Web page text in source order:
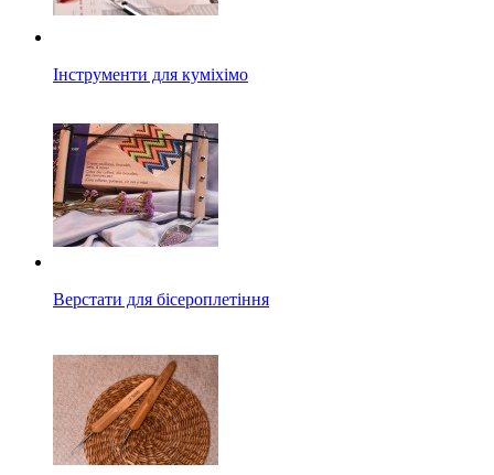
Інструменти для куміхімо
Верстати для бісероплетіння